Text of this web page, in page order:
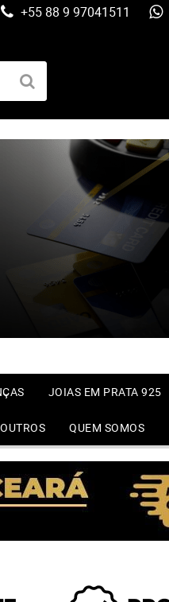
+55 88 9 97041511
JOIAS EM PRATA 925
OUTROS QUEM SOMOS